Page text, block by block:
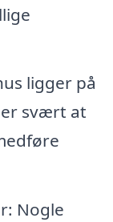
ligger på
svært at
Nogle